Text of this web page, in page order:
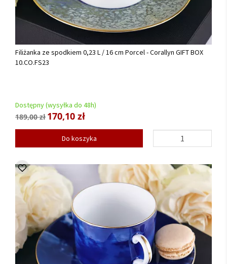
Filiżanka ze spodkiem 0,23 L / 16 cm Porcel - Corallyn GIFT BOX
10.CO.FS23
Dostępny (wysyłka do 48h)
189,00 zł 170,10 zł
Do koszyka